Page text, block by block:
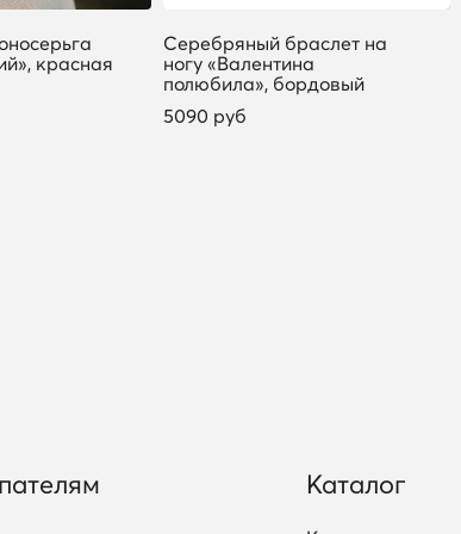
красная
Серебряный браслет на
ногу «Валентина
полюбила», бордовый
5090 руб
Каталог